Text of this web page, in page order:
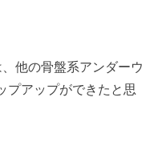
他の骨盤系アンダーウ
プアップができたと思